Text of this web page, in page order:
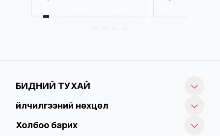
БИДНИЙ ТУХАЙ
Үйлчилгээний нөхцөл
Холбоо барих